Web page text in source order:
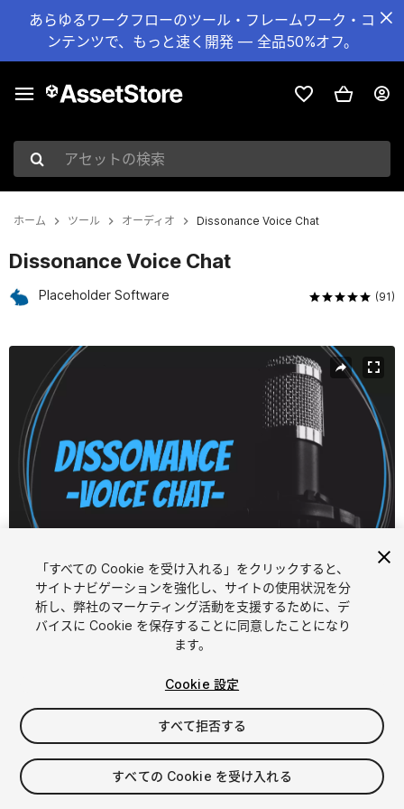
あらゆるワークフローのツール・フレームワーク・コ
ンテンツで、もっと速く開発 — 全品50%オフ。
アセットの検索
ホーム ツール オーディオ Dissonance Voice Chat
Dissonance Voice Chat
Placeholder Software (91)
現在のスライド：1 / 7
1 /7
$120
シート 1
「すべての Cookie を受け入れる」をクリックすると、
サイトナビゲーションを強化し、サイトの使用状況を分
析し、弊社のマーケティング活動を支援するために、デ
バイスに Cookie を保存することに同意したことになり
ます。
Cookie 設定
すべて拒否する
すべての Cookie を受け入れる